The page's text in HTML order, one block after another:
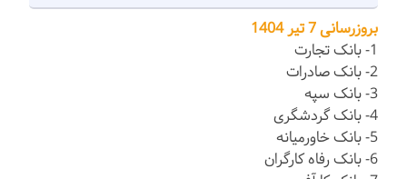
بروزرسانی 7 تیر 1404
1- بانک تجارت
2- بانک صادرات
3- بانک سپه
4- بانک گردشگری
5- بانک خاورمیانه
6- بانک رفاه کارگران